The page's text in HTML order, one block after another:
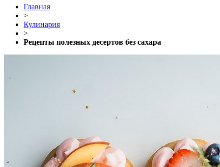
Главная
>
Кулинария
>
Рецепты полезных десертов без сахара